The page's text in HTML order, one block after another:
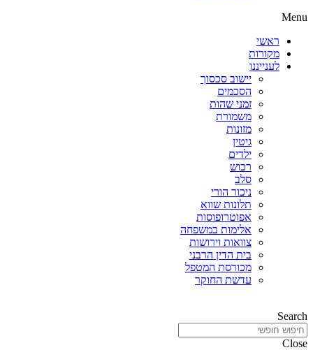
Menu
ראשי
מקורות
לענייננו
יישוב סכסוך
הסכמים
זמני שהות
משמורת
מזונות
גיטין
ילדים
רכוש
סלב
ניכור הורי
תלונות שווא
אפוטרופוסות
אלימות במשפחה
צוואות וירושות
בית הדין הרבני
מכורסת המטפל
עדשת החוקר
Search
Close